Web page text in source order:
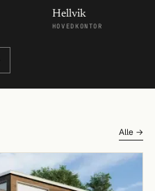
Hellvik
HOVEDKONTOR
Alle →